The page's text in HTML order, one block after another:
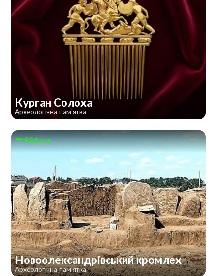
Курган Солоха
Археологічна пам'ятка
806 км
Новоолександрівський кромлех
Археологічна пам'ятка